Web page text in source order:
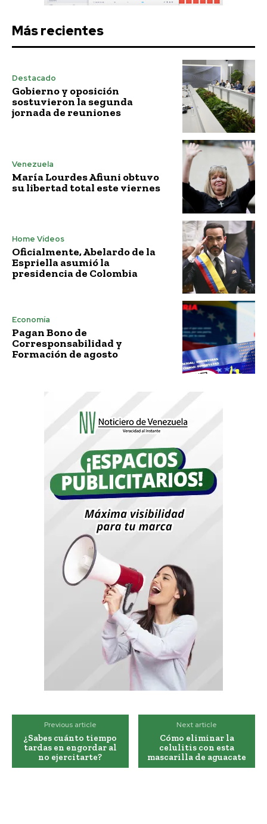
Más recientes
Destacado
Gobierno y oposición
sostuvieron la segunda
jornada de reuniones
Venezuela
María Lourdes Afiuni obtuvo
su libertad total este viernes
Home Vídeos
Oficialmente, Abelardo de la
Espriella asumió la
presidencia de Colombia
Economía
Pagan Bono de
Corresponsabilidad y
Formación de agosto
Previous article
¿Sabes cuánto tiempo
tardas en engordar al
no ejercitarte?
Next article
Cómo eliminar la
celulitis con esta
mascarilla de aguacate